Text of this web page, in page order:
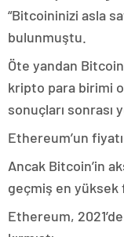
“Bitcoininizi asla
bulunmuştu.
Öte yandan
kripto para birimi
sonuçları sonrası
Ethereum’un
Ancak Bitcoin’in
geçmiş en yüksek
Ethereum,